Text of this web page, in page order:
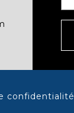
confidentialité